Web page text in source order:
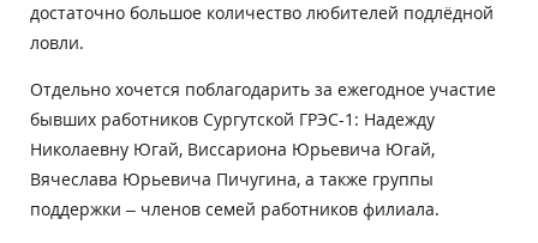
достаточно большое количество любителей подлёдной
ловли.
Отдельно хочется поблагодарить за ежегодное участие
бывших работников Сургутской ГРЭС-1: Надежду
Николаевну Югай, Виссариона Юрьевича Югай,
Вячеслава Юрьевича Пичугина, а также группы
поддержки – членов семей работников филиала.